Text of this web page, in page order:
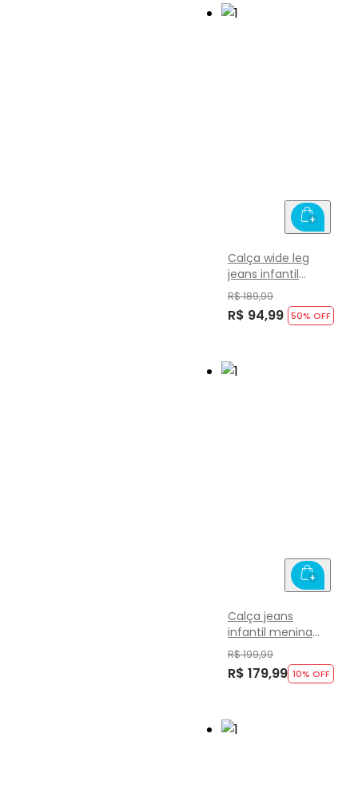
Calça wide leg
jeans infantil
menina Brandili
R$ 189,99
R$ 94,99 50% OFF
Calça jeans
infantil menina
Mundi
R$ 199,99
R$ 179,99 10% OFF